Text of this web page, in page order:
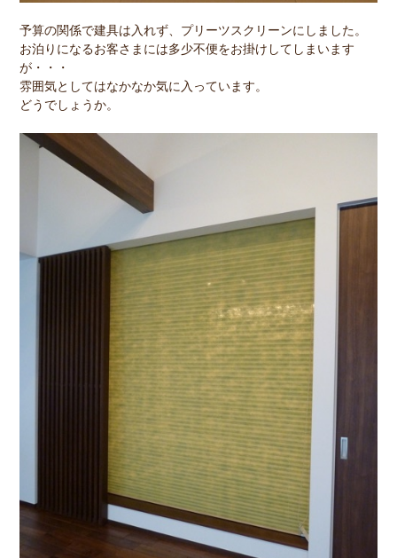
予算の関係で建具は入れず、プリーツスクリーンにしました。
お泊りになるお客さまには多少不便をお掛けしてしまいます
が・・・
雰囲気としてはなかなか気に入っています。
どうでしょうか。